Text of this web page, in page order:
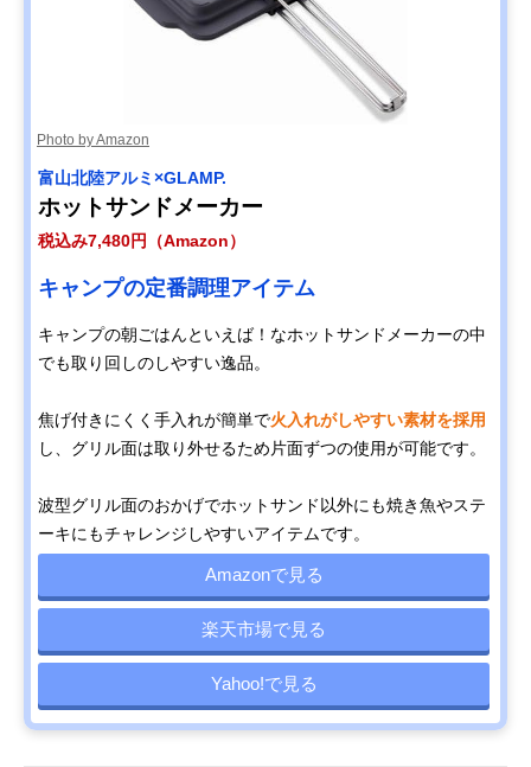
Photo by Amazon
富山北陸アルミ×GLAMP.
ホットサンドメーカー
税込み7,480円（Amazon）
キャンプの定番調理アイテム
キャンプの朝ごはんといえば！なホットサンドメーカーの中
でも取り回しのしやすい逸品。
焦げ付きにくく手入れが簡単で火入れがしやすい素材を採用
し、グリル面は取り外せるため片面ずつの使用が可能です。
波型グリル面のおかげでホットサンド以外にも焼き魚やステ
ーキにもチャレンジしやすいアイテムです。
Amazonで見る
楽天市場で見る
Yahoo!で見る